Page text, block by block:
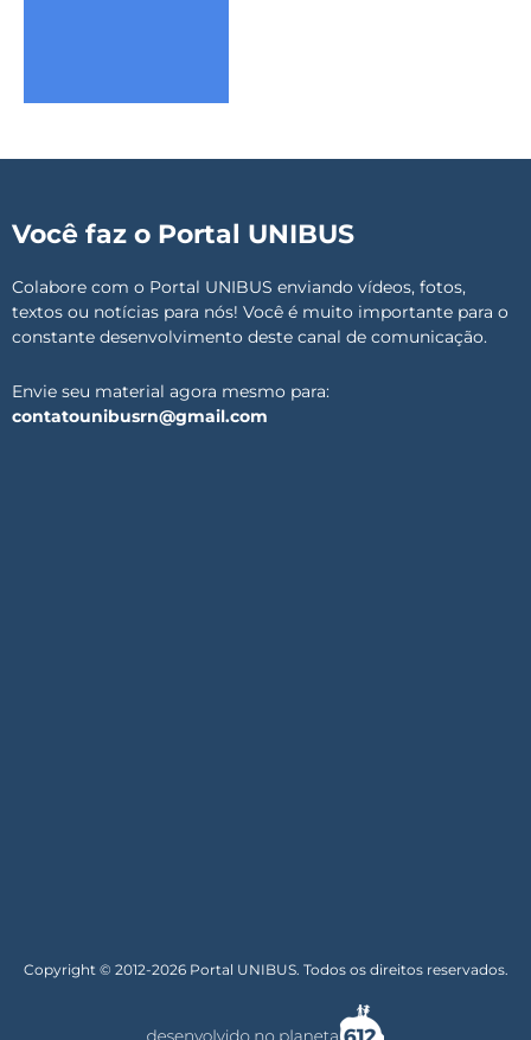
Você faz o Portal UNIBUS
Colabore com o Portal UNIBUS enviando vídeos, fotos,
textos ou notícias para nós! Você é muito importante para o
constante desenvolvimento deste canal de comunicação.
Envie seu material agora mesmo para:
contatounibusrn@gmail.com
Copyright © 2012-2026 Portal UNIBUS. Todos os direitos reservados.